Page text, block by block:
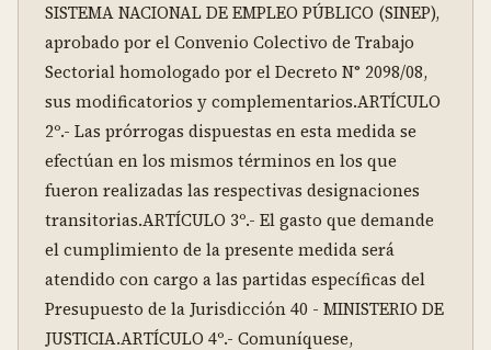
SISTEMA NACIONAL DE EMPLEO PÚBLICO (SINEP),
aprobado por el Convenio Colectivo de Trabajo
Sectorial homologado por el Decreto N° 2098/08,
sus modificatorios y complementarios.ARTÍCULO
2º.- Las prórrogas dispuestas en esta medida se
efectúan en los mismos términos en los que
fueron realizadas las respectivas designaciones
transitorias.ARTÍCULO 3º.- El gasto que demande
el cumplimiento de la presente medida será
atendido con cargo a las partidas específicas del
Presupuesto de la Jurisdicción 40 - MINISTERIO DE
JUSTICIA.ARTÍCULO 4º.- Comuníquese,